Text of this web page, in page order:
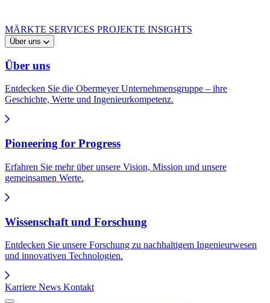
MÄRKTE SERVICES PROJEKTE INSIGHTS
Über uns
Über uns
Entdecken Sie die Obermeyer Unternehmensgruppe – ihre
Geschichte, Werte und Ingenieurkompetenz.
Pioneering for Progress
Erfahren Sie mehr über unsere Vision, Mission und unsere
gemeinsamen Werte.
Wissenschaft und Forschung
Entdecken Sie unsere Forschung zu nachhaltigem Ingenieurwesen
und innovativen Technologien.
Karriere News Kontakt